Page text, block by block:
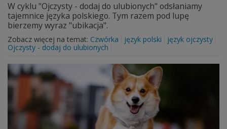
W cyklu "Ojczysty - dodaj do ulubionych" odsłaniamy
tajemnice języka polskiego. Tym razem pod lupę
bierzemy wyraz "ubikacja".
Zobacz więcej na temat: Czwórka język polski
język ojczysty
Ojczysty - dodaj do ulubionych